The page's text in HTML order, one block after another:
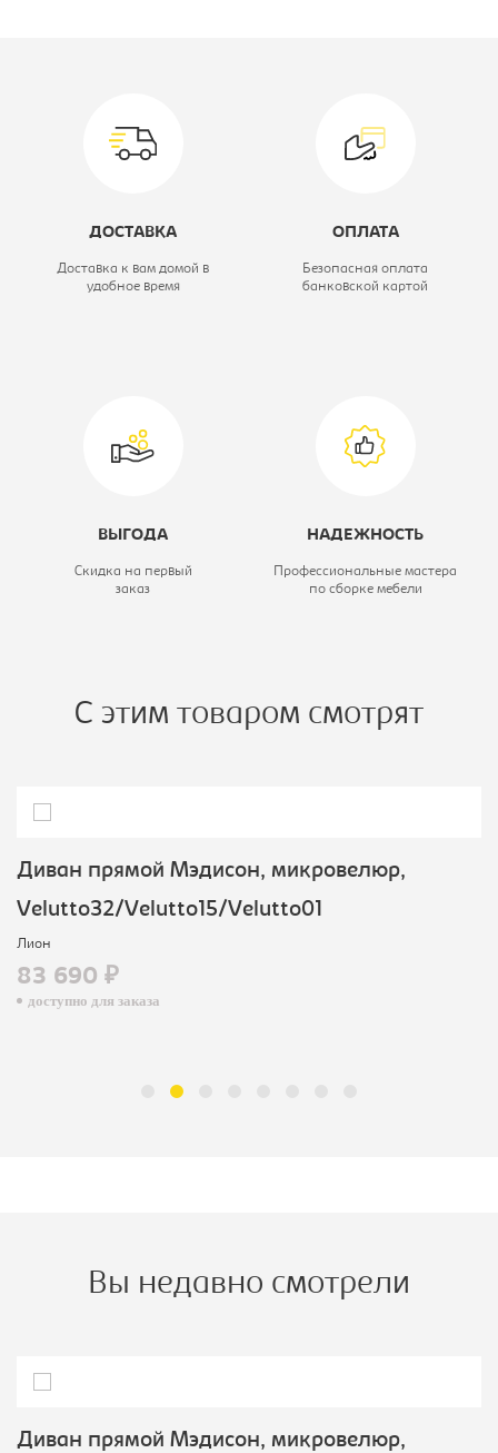
Модель мягкой мебели: Мэдисон
ДОСТАВКА
Доставка к вам домой в
удобное время
ОПЛАТА
Безопасная оплата
банковской картой
ВЫГОДА
Скидка на первый
заказ
НАДЕЖНОСТЬ
Профессиональные мастера
по сборке мебели
С этим товаром смотрят
Диван прямой Мэдисон, микровелюр,
Velutto32/Velutto15/Velutto01
Лион
83 690 ₽
доступно для заказа
Вы недавно смотрели
Диван прямой Мэдисон, микровелюр,